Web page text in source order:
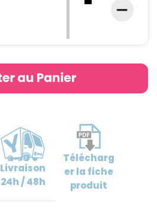
Livraison
24h / 48h
Télécharg
erla fiche
produit